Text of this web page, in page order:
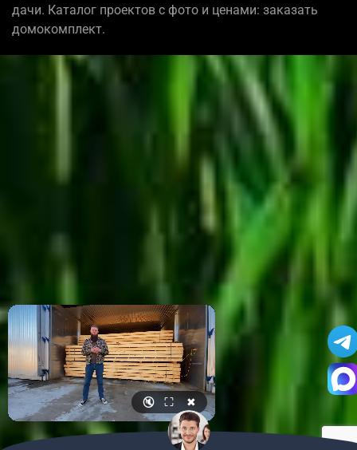
дачи. Каталог проектов с фото и ценами: заказать
домокомплект.
🔇 ⛶ ✖